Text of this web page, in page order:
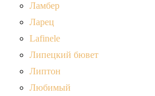
Ламбер
Ларец
Lafinele
Липецкий бювет
Липтон
Любимый